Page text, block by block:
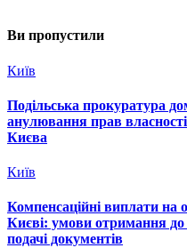
Ви пропустили
Київ
Подільська прокуратура
анулювання прав
Києва
Київ
Компенсаційні виплати на
Києві: умови отримання до
подачі документів